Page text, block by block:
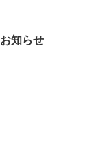
お知らせ